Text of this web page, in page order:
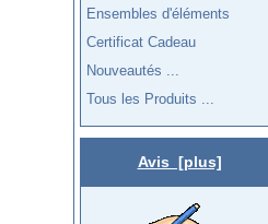
Ensembles d'éléments
Certificat Cadeau
Nouveautés ...
Tous les Produits ...
Avis [plus]